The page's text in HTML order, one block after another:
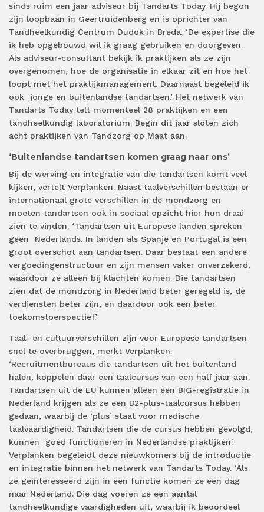
sinds ruim een jaar adviseur bij Tandarts Today. Hij begon
zijn loopbaan in Geertruidenberg en is oprichter van
Tandheelkundig Centrum Dudok in Breda. ‘De expertise die
ik heb opgebouwd wil ik graag gebruiken en doorgeven.
Als adviseur-consultant bekijk ik praktijken als ze zijn
overgenomen, hoe de organisatie in elkaar zit en hoe het
loopt met het praktijkmanagement. Daarnaast begeleid ik
ook jonge en buitenlandse tandartsen.’ Het netwerk van
Tandarts Today telt momenteel 28 praktijken en een
tandheelkundig laboratorium. Begin dit jaar sloten zich
acht praktijken van Tandzorg op Maat aan.
‘Buitenlandse tandartsen komen graag naar ons’
Bij de werving en integratie van die tandartsen komt veel
kijken, vertelt Verplanken. Naast taalverschillen bestaan er
internationaal grote verschillen in de mondzorg en
moeten tandartsen ook in sociaal opzicht hier hun draai
zien te vinden. ‘Tandartsen uit Europese landen spreken
geen Nederlands. In landen als Spanje en Portugal is een
groot overschot aan tandartsen. Daar bestaat een andere
vergoedingenstructuur en zijn mensen vaker onverzekerd,
waardoor ze alleen bij klachten komen. Die tandartsen
zien dat de mondzorg in Nederland beter geregeld is, de
verdiensten beter zijn, en daardoor ook een beter
toekomstperspectief.’
Taal- en cultuurverschillen zijn voor Europese tandartsen
snel te overbruggen, merkt Verplanken.
‘Recruitmentbureaus die tandartsen uit het buitenland
halen, koppelen daar een taalcursus van een half jaar aan.
Tandartsen uit de EU kunnen alleen een BIG-registratie in
Nederland krijgen als ze een B2-plus-taalcursus hebben
gedaan, waarbij de ‘plus’ staat voor medische
taalvaardigheid. Tandartsen die de cursus hebben gevolgd,
kunnen goed functioneren in Nederlandse praktijken.’
Verplanken begeleidt deze nieuwkomers bij de introductie
en integratie binnen het netwerk van Tandarts Today. ‘Als
ze geïnteresseerd zijn in een functie komen ze een dag
naar Nederland. Die dag voeren ze een aantal
tandheelkundige vaardigheden uit, waarbij ik beoordeel